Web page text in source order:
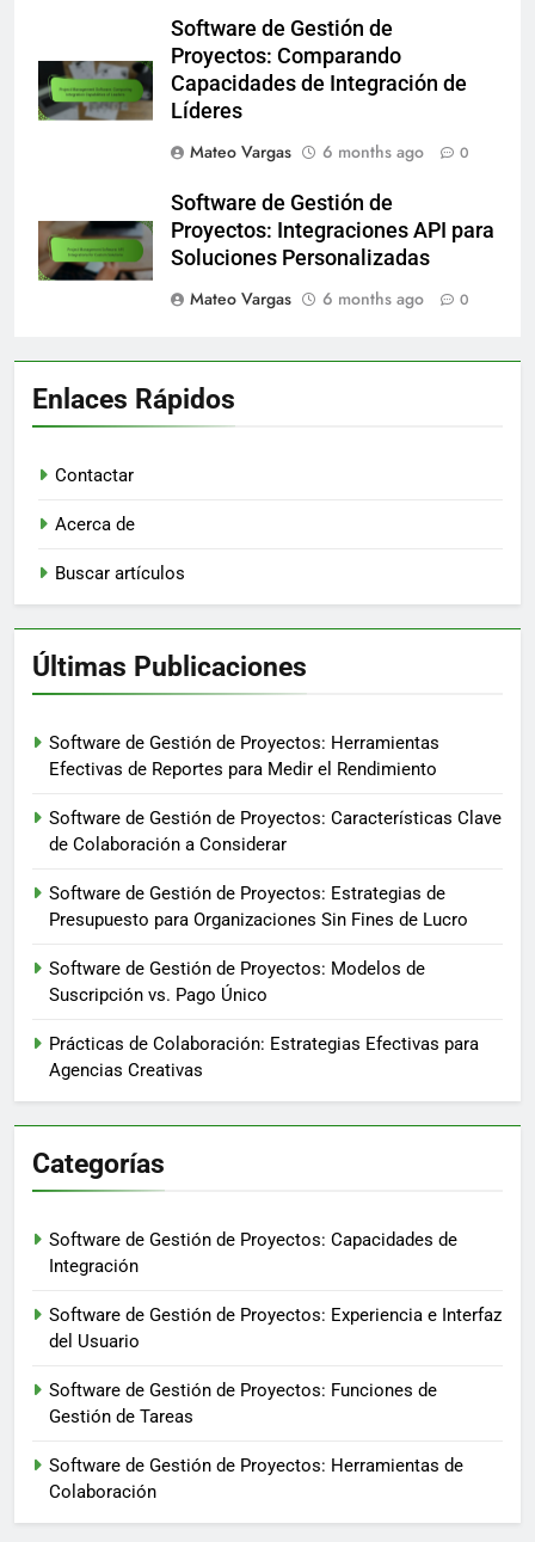
Software de Gestión de
Proyectos: Comparando
Capacidades de Integración de
Líderes
Mateo Vargas
6 months ago 0
Software de Gestión de
Proyectos: Integraciones API para
Soluciones Personalizadas
Mateo Vargas
6 months ago 0
Enlaces Rápidos
Contactar
Acerca de
Buscar artículos
Últimas Publicaciones
Software de Gestión de Proyectos: Herramientas
Efectivas de Reportes para Medir el Rendimiento
Software de Gestión de Proyectos: Características Clave
de Colaboración a Considerar
Software de Gestión de Proyectos: Estrategias de
Presupuesto para Organizaciones Sin Fines de Lucro
Software de Gestión de Proyectos: Modelos de
Suscripción vs. Pago Único
Prácticas de Colaboración: Estrategias Efectivas para
Agencias Creativas
Categorías
Software de Gestión de Proyectos: Capacidades de
Integración
Software de Gestión de Proyectos: Experiencia e Interfaz
del Usuario
Software de Gestión de Proyectos: Funciones de
Gestión de Tareas
Software de Gestión de Proyectos: Herramientas de
Colaboración